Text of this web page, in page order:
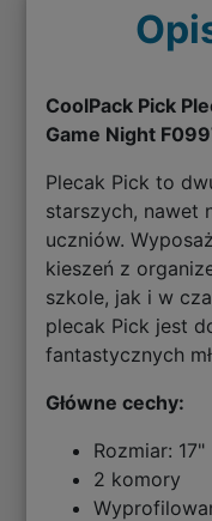
CoolPack Pick
Game Night
Plecak Pick to
starszych, nawet
uczniów.
kieszeń z
szkole, jak i w
plecak Pick jest
fantastycznych
Główne cechy:
Rozmiar: 17"
2 komory